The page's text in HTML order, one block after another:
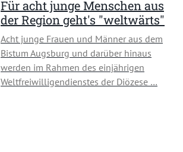
Für acht junge Menschen aus
der Region geht's "weltwärts"
Acht junge Frauen und Männer aus dem
Bistum Augsburg und darüber hinaus
werden im Rahmen des einjährigen
Weltfreiwilligendienstes der Diözese …